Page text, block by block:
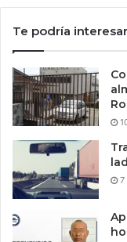
Te podría interesar
7